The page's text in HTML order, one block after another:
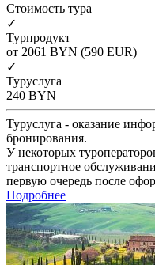
Cтоимость тура
✓
Турпродукт
от 2061 BYN (590 EUR)
✓
Туруслуга
240 BYN
Туруслуга - оказание
бронирования.
У некоторых
транспортное
первую очередь после
Подробнее